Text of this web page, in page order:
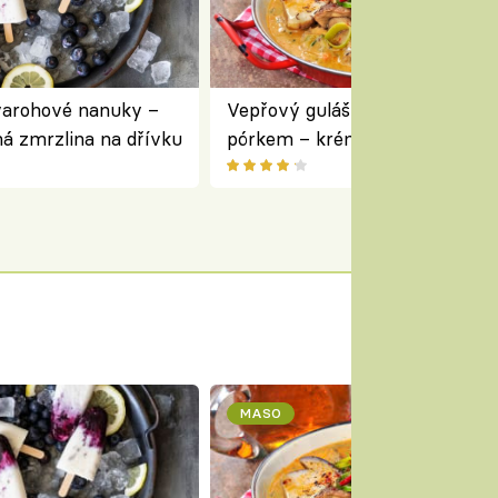
nanuky –
zmrzlina na dřívku
Vepřový guláš s houbami a
pórkem – krémový a voňavý
pokrm z jednoho hrnce
MASO